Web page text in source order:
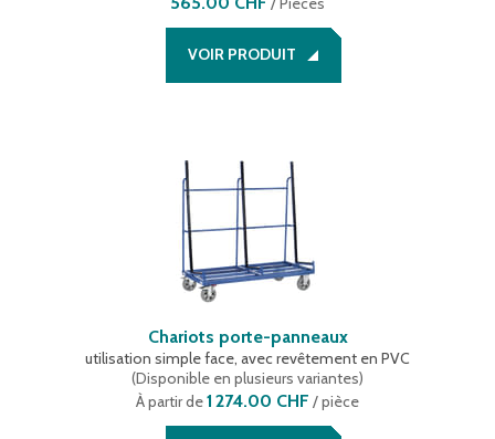
VOIR PRODUIT
Chariots porte-panneaux
utilisation simple face, avec revêtement en PVC
(Disponible en plusieurs variantes)
À partir de1 274.00 CHF / pièce